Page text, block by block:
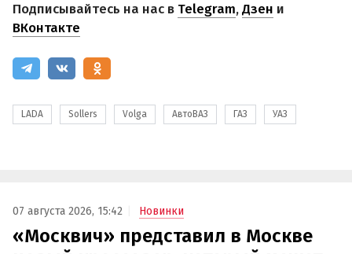
Подписывайтесь на нас в Telegram,Дзен и
ВКонтакте
LADA Sollers Volga АвтоВАЗ ГАЗ УАЗ
07 августа 2026, 15:42 Новинки
«Москвич» представил в Москве